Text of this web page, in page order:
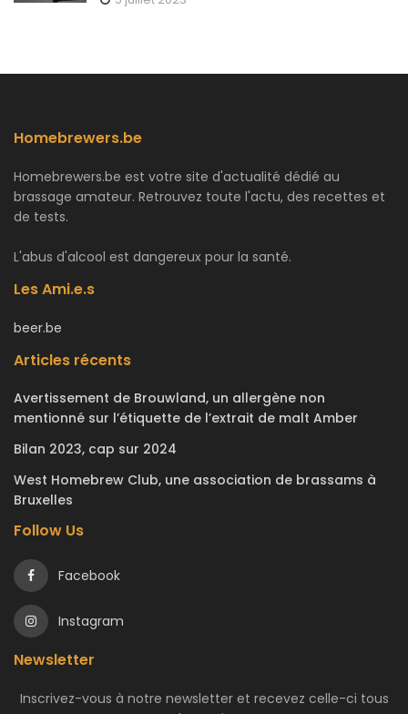
Homebrewers.be
Homebrewers.be est votre site d'actualité dédié au
brassage amateur. Retrouvez toute l'actu, des recettes et
de tests.
L'abus d'alcool est dangereux pour la santé.
Les Ami.e.s
beer.be
Articles récents
Avertissement de Brouwland, un allergène non
mentionné sur l’étiquette de l’extrait de malt Amber
Bilan 2023, cap sur 2024
West Homebrew Club, une association de brassams à
Bruxelles
Follow Us
Facebook
Instagram
Newsletter
Inscrivez-vous à notre newsletter et recevez celle-ci tous